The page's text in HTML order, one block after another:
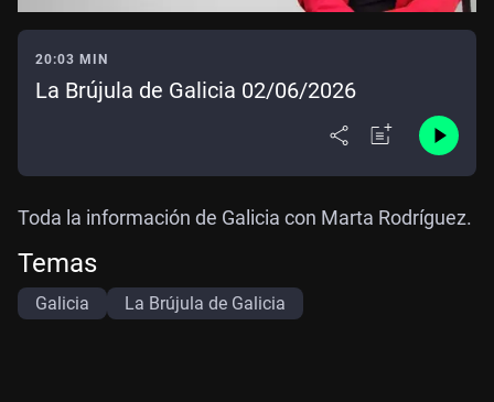
20:03 MIN
La Brújula de Galicia 02/06/2026
Toda la información de Galicia con Marta Rodríguez.
Temas
Galicia La Brújula de Galicia